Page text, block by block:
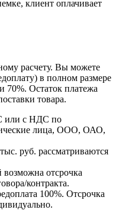
клиент оплачивает
расчету. Вы можете
в полном размере
70%. Остаток платежа
товара.
или с НДС по
лица, ООО, ОАО,
руб. рассматриваются
отсрочка
контракта.
100%. Отсрочка